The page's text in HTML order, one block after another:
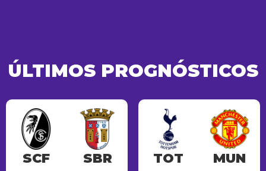
ÚLTIMOS PROGNÓSTICOS
SCF SBR TOT MUN